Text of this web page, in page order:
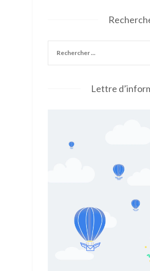
Lettre